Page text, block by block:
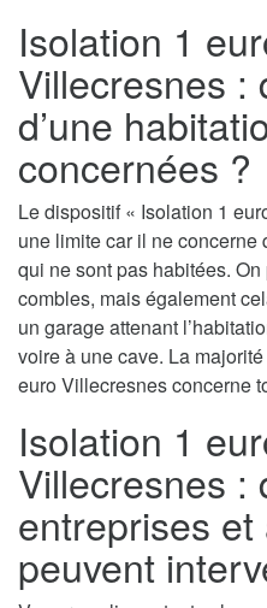
Isolation 1
Villecresnes :
d’une
concernées ?
Le dispositif « Isolation 1
une limite car il ne concerne
qui ne sont pas habitées.
combles, mais également
un garage attenant
voire à une cave. La
euro Villecresnes concerne
Isolation 1
Villecresnes :
entreprises
peuvent